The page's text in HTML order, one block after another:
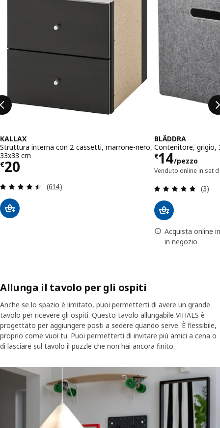
KALLAX
Struttura interna con 2 cassetti, marrone-nero,
33x33 cm
€20
Prezzo € 20
Recensione: 4.5 fuori da 5 stelle. Totale
(614)
BLÄDDRA
Contenitore, grigio,
€14/pezzo
Prezzo €
Venduto online in set
(3)
Acquista online
in negozio
Allunga il tavolo per gli ospiti
Anche se lo spazio è limitato, puoi permetterti di avere un grande
tavolo per ricevere gli ospiti. Questo tavolo allungabile VIHALS è
progettato per aggiungere posti a sedere quando serve. È flessibile,
proprio come vuoi tu. Puoi permetterti di invitare più amici a cena o
di lasciare sul tavolo il puzzle che non hai ancora finito.